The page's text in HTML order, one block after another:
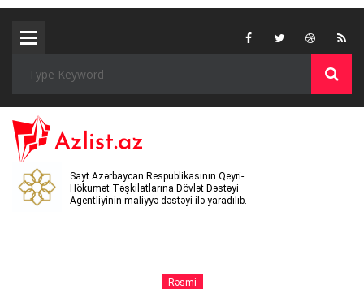
Sayt Azərbaycan Respublikasının Qeyri-
Hökumət Təşkilatlarına Dövlət Dəstəyi
Agentliyinin maliyyə dəstəyi ilə yaradılıb.
Rəsmi